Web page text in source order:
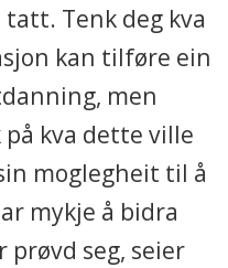
Tenk deg kva
kan tilføre ein
men
kva dette ville
moglegheit til å
mykje å bidra
prøvd seg, seier